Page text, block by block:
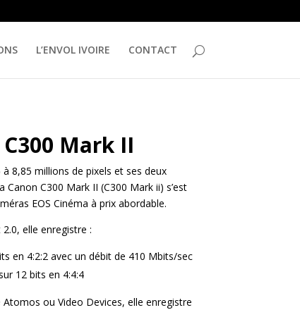
L’ENVOL IVOIRE CONTACT
Mark II
8,85 millions de pixels et ses deux
C300 Mark II (C300 Mark ii) s’est
EOS Cinéma à prix abordable.
elle enregistre :
en 4:2:2 avec un débit de 410 Mbits/sec
12 bits en 4:4:4
ou Video Devices, elle enregistre